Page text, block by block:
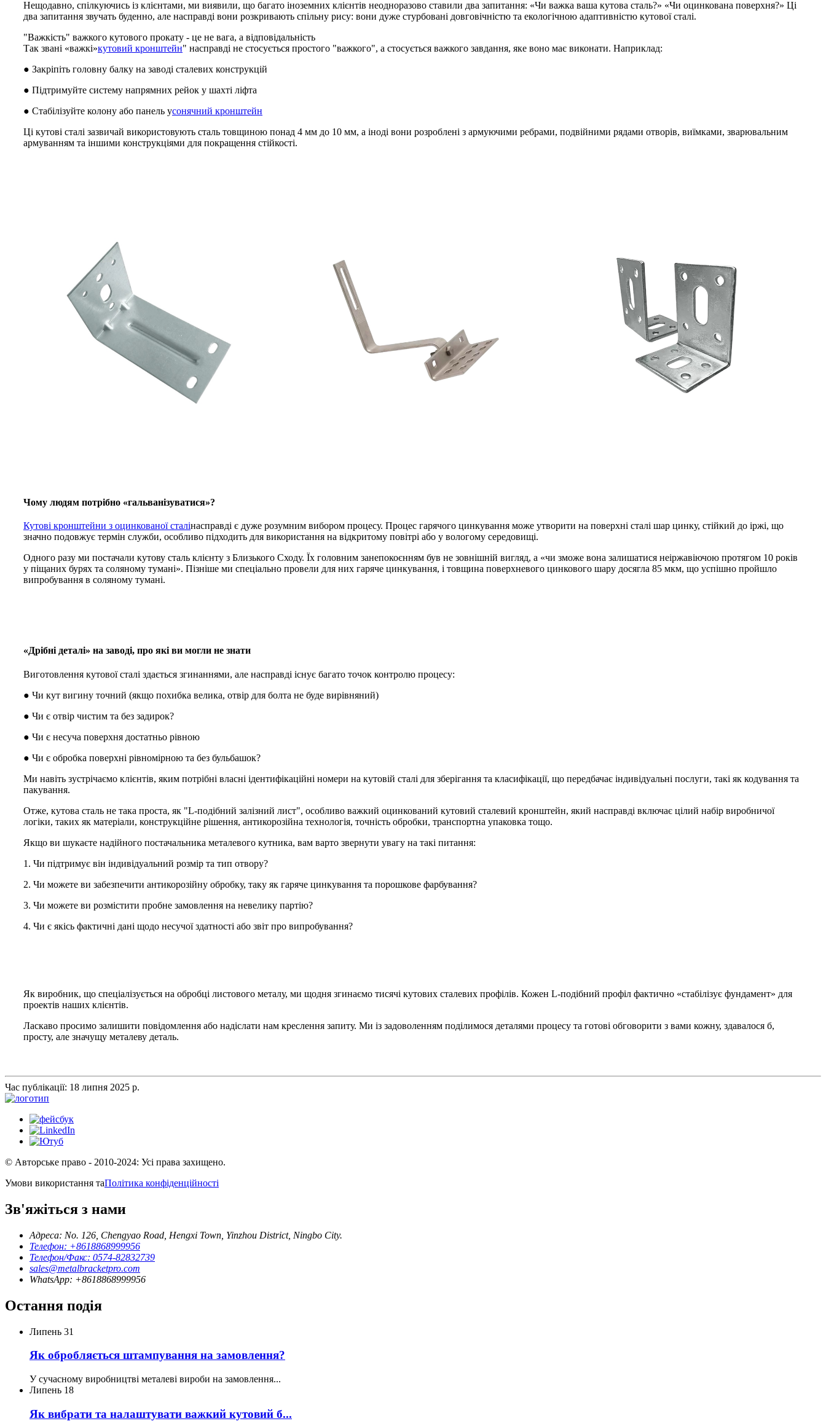
Нещодавно, спілкуючись із клієнтами, ми виявили, що багато іноземних клієнтів неодноразово ставили два запитання: «Чи важка ваша кутова сталь?» «Чи оцинкована поверхня?» Ці
два запитання звучать буденно, але насправді вони розкривають спільну рису: вони дуже стурбовані довговічністю та екологічною адаптивністю кутової сталі.
"Важкість" важкого кутового прокату - це не вага, а відповідальність
Так звані «важкі»кутовий кронштейн" насправді не стосується простого "важкого", а стосується важкого завдання, яке воно має виконати. Наприклад:
● Закріпіть головну балку на заводі сталевих конструкцій
● Підтримуйте систему напрямних рейок у шахті ліфта
● Стабілізуйте колону або панель усонячний кронштейн
Ці кутові сталі зазвичай використовують сталь товщиною понад 4 мм до 10 мм, а іноді вони розроблені з армуючими ребрами, подвійними рядами отворів, виїмками, зварювальним
армуванням та іншими конструкціями для покращення стійкості.
Чому людям потрібно «гальванізуватися»?
Кутові кронштейни з оцинкованої сталінасправді є дуже розумним вибором процесу. Процес гарячого цинкування може утворити на поверхні сталі шар цинку, стійкий до іржі, що
значно подовжує термін служби, особливо підходить для використання на відкритому повітрі або у вологому середовищі.
Одного разу ми постачали кутову сталь клієнту з Близького Сходу. Їх головним занепокоєнням був не зовнішній вигляд, а «чи зможе вона залишатися неіржавіючою протягом 10 років
у піщаних бурях та соляному тумані». Пізніше ми спеціально провели для них гаряче цинкування, і товщина поверхневого цинкового шару досягла 85 мкм, що успішно пройшло
випробування в соляному тумані.
«Дрібні деталі» на заводі, про які ви могли не знати
Виготовлення кутової сталі здається згинаннями, але насправді існує багато точок контролю процесу:
● Чи кут вигину точний (якщо похибка велика, отвір для болта не буде вирівняний)
● Чи є отвір чистим та без задирок?
● Чи є несуча поверхня достатньо рівною
● Чи є обробка поверхні рівномірною та без бульбашок?
Ми навіть зустрічаємо клієнтів, яким потрібні власні ідентифікаційні номери на кутовій сталі для зберігання та класифікації, що передбачає індивідуальні послуги, такі як кодування та
пакування.
Отже, кутова сталь не така проста, як "L-подібний залізний лист", особливо важкий оцинкований кутовий сталевий кронштейн, який насправді включає цілий набір виробничої
логіки, таких як матеріали, конструкційне рішення, антикорозійна технологія, точність обробки, транспортна упаковка тощо.
Якщо ви шукаєте надійного постачальника металевого кутника, вам варто звернути увагу на такі питання:
1. Чи підтримує він індивідуальний розмір та тип отвору?
2. Чи можете ви забезпечити антикорозійну обробку, таку як гаряче цинкування та порошкове фарбування?
3. Чи можете ви розмістити пробне замовлення на невелику партію?
4. Чи є якісь фактичні дані щодо несучої здатності або звіт про випробування?
Як виробник, що спеціалізується на обробці листового металу, ми щодня згинаємо тисячі кутових сталевих профілів. Кожен L-подібний профіл фактично «стабілізує фундамент» для
проектів наших клієнтів.
Ласкаво просимо залишити повідомлення або надіслати нам креслення запиту. Ми із задоволенням поділимося деталями процесу та готові обговорити з вами кожну, здавалося б,
просту, але значущу металеву деталь.
Час публікації: 18 липня 2025 р.
© Авторське право - 2010-2024: Усі права захищено.
Умови використання таПолітика конфіденційності
Зв'яжіться з нами
Адреса: No. 126, Chengyao Road, Hengxi Town, Yinzhou District, Ningbo City.
Телефон: +8618868999956
Телефон/Факс: 0574-82832739
sales@metalbracketpro.com
WhatsApp: +8618868999956
Остання подія
Липень 31
Як обробляється штампування на замовлення?
У сучасному виробництві металеві вироби на замовлення...
Липень 18
Як вибрати та налаштувати важкий кутовий б...